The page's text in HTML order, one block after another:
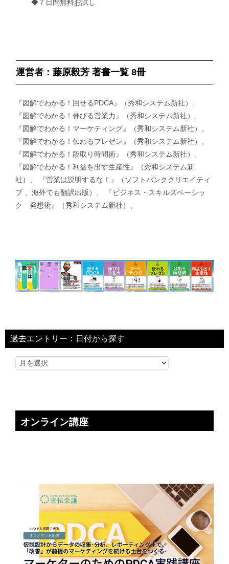
◆７日間無料お試し
運営者：藤原毅芳 著書一覧 8冊
『図解でわかる！回せるPDCA』（秀和システム新社）、
『図解でわかる！伸びる営業力』（秀和システム新社）、
『図解でわかる！マーケティング』（秀和システム新社）、
『図解でわかる！伝わるプレゼン』（秀和システム新社）、
『図解でわかる！段取り時間術』（秀和システム新社）、
『図解でわかる！利益を出す生産性』（秀和システム新
社）、 『営業は説明するな！』（ソフトバンククリエイティ
ブ 、海外でも翻訳出版）、 『ビジネス・スキルズベーシッ
ク 発想術』（秀和システム新社）、
過去エントリー：日付から探す
オンライン講座